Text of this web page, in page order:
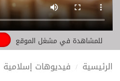
للمشاهدة في مشغل الموقع
الرئيسية فيديوهات إسلامية